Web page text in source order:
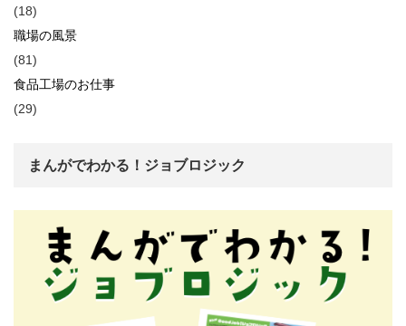
(18)
職場の風景
(81)
食品工場のお仕事
(29)
まんがでわかる！ジョブロジック